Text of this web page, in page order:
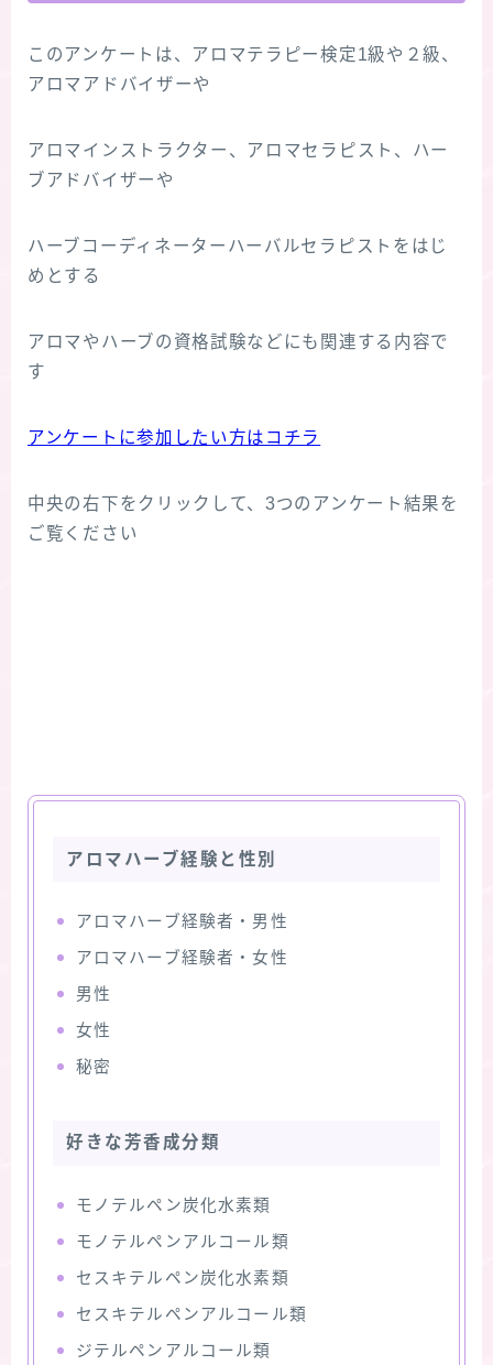
このアンケートは、アロマテラピー検定1級や２級、
アロマアドバイザーや
アロマインストラクター、アロマセラピスト、ハー
ブアドバイザーや
ハーブコーディネーターハーバルセラピストをはじ
めとする
アロマやハーブの資格試験などにも関連する内容で
す
アンケートに参加したい方はコチラ
中央の右下をクリックして、3つのアンケート結果を
ご覧ください
アロマハーブ経験と性別
アロマハーブ経験者・男性
アロマハーブ経験者・女性
男性
女性
秘密
好きな芳香成分類
モノテルペン炭化水素類
モノテルペンアルコール類
セスキテルペン炭化水素類
セスキテルペンアルコール類
ジテルペンアルコール類